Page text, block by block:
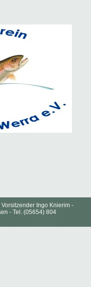
Ingo Knierim -
- Tel. (05654) 804